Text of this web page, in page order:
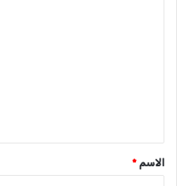
*
الاسم *